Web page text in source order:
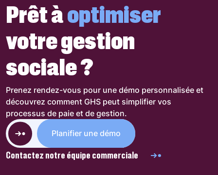
Prêt àoptimiser
votre gestion
sociale ?
Prenez rendez-vous pour une démo personnalisée et
découvrez comment GHS peut simplifier vos
processus de paie et de gestion.
Planifier une démo
Contactez notre équipe commerciale